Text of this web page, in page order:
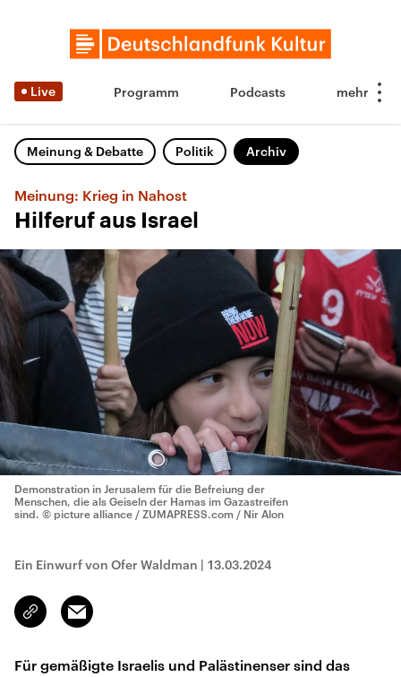
Live Programm Podcasts
Meinung & Debatte Politik Archiv
Meinung: Krieg in Nahost
Hilferuf aus Israel
Demonstration in Jerusalem für die Befreiung der
Menschen, die als Geiseln der Hamas im Gazastreifen
sind. © picture alliance / ZUMAPRESS.com / Nir Alon
Ein Einwurf von Ofer Waldman | 13.03.2024
Link
kopieren/teilen
Email
Für gemäßigte Israelis und Palästinenser sind das